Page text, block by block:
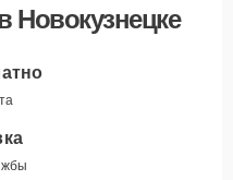
Новокузнецке